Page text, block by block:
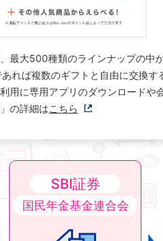
最大500種類のラインナップの中
れば複数のギフトと自由に交換す
に専用アプリのダウンロードや
の詳細はこちら
SBI証券
国民年金基金連合会